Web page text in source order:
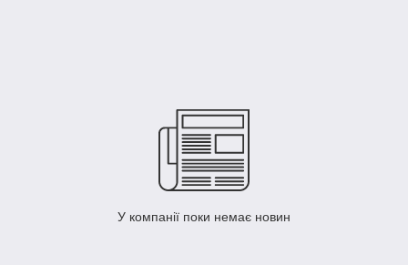
У компанії поки немає новин